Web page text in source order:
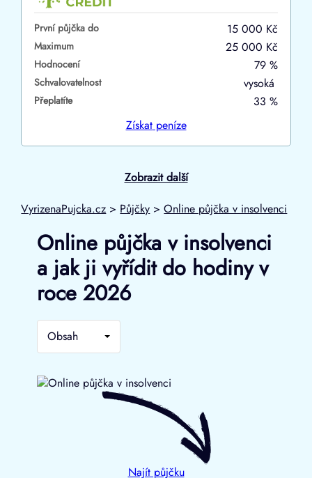
První půjčka do 15 000 Kč
Maximum 25 000 Kč
Hodnocení 79 %
Schvalovatelnost vysoká
Přeplatíte
33 %
Získatpeníze
Zobrazit další
VyrizenaPujcka.cz > Půjčky > Online půjčka v insolvenci
Online půjčka v insolvenci
a jak ji vyřídit do hodiny v
roce 2026
Obsah
Najít půjčku